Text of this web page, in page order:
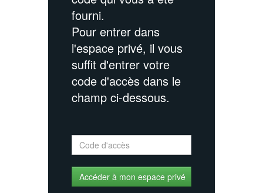
fourni.
Pour entrer dans
l'espace privé, il vous
suffit d'entrer votre
code d'accès dans le
champ ci-dessous.